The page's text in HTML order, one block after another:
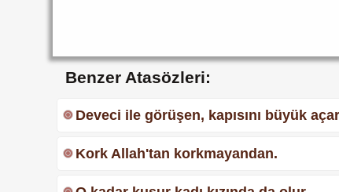
Benzer Atasözleri:
Deveci ile görüşen, kapısını büyük
Kork Allah'tan korkmayandan.